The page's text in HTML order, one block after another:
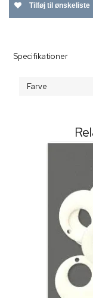
Tilføj til ønskeliste
Specifikationer
Farve